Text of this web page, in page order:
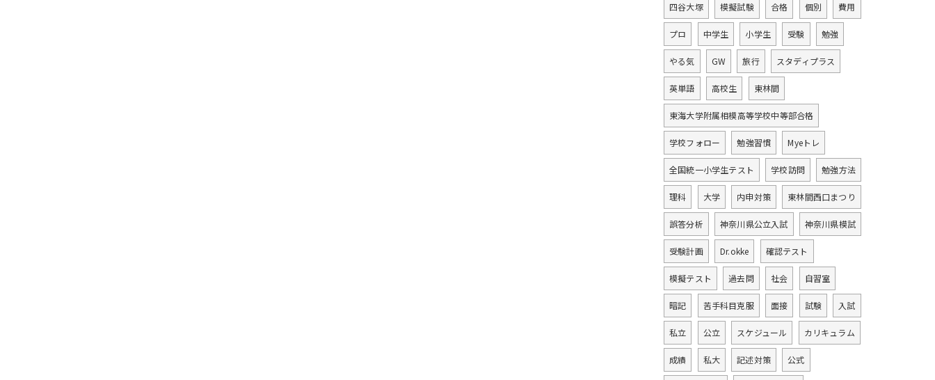
四谷大塚 模擬試験 合格 個別 費用
プロ 中学生 小学生 受験 勉強
やる気 GW 旅行 スタディプラス
英単語 高校生 東林間
東海大学附属相模高等学校中等部合格
学校フォロー 勉強習慣 Myeトレ
全国統一小学生テスト 学校訪問 勉強方法
理科 大学 内申対策 東林間西口まつり
誤答分析 神奈川県公立入試 神奈川県模試
受験計画 Dr.okke 確認テスト
模擬テスト 過去問 社会 自習室
暗記 苦手科目克服 面接 試験 入試
私立 公立 スケジュール カリキュラム
成績 私大 記述対策 公式